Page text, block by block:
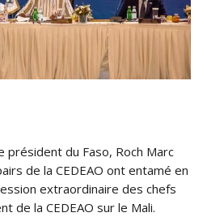
président du Faso, Roch Marc
de la CEDEAO ont entamé en
extraordinaire des chefs
de la CEDEAO sur le Mali.